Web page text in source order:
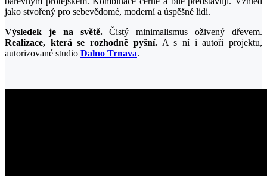
jako stvořený pro sebevědomé, moderní a úspěšné lidi.
Výsledek je na světě.Čistý minimalismus oživený dřevem.
Realizace, která se rozhodně pyšní.A s ní i autoři projektu,
autorizované studio Dalno Trnava.